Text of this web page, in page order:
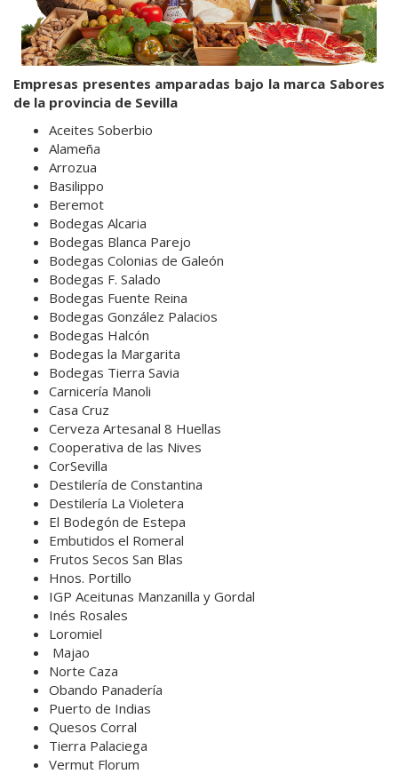
Empresas presentes amparadas bajo la marca Sabores
de la provincia de Sevilla
Aceites Soberbio
Alameña
Arrozua
Basilippo
Beremot
Bodegas Alcaria
Bodegas Blanca Parejo
Bodegas Colonias de Galeón
Bodegas F. Salado
Bodegas Fuente Reina
Bodegas González Palacios
Bodegas Halcón
Bodegas la Margarita
Bodegas Tierra Savia
Carnicería Manoli
Casa Cruz
Cerveza Artesanal 8 Huellas
Cooperativa de las Nives
CorSevilla
Destilería de Constantina
Destilería La Violetera
El Bodegón de Estepa
Embutidos el Romeral
Frutos Secos San Blas
Hnos. Portillo
IGP Aceitunas Manzanilla y Gordal
Inés Rosales
Loromiel
Majao
Norte Caza
Obando Panadería
Puerto de Indias
Quesos Corral
Tierra Palaciega
Vermut Florum